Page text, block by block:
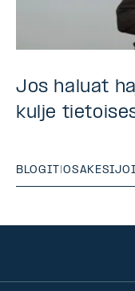
Jos haluat
kulje
BLOGIT